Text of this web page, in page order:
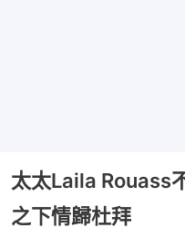
太太Laila Rouass
之下情歸杜拜